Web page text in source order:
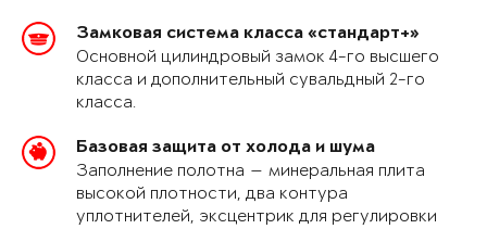
Замковая система класса «стандарт+»
Основной цилиндровый замок 4-го высшего
класса и дополнительный сувальдный 2-го
класса.
Базовая защита от холода и шума
Заполнение полотна — минеральная плита
высокой плотности, два контура
уплотнителей, эксцентрик для регулировки